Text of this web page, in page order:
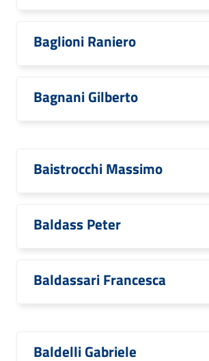
Baglioni Raniero
Bagnani Gilberto
Baistrocchi Massimo
Baldass Peter
Baldassari Francesca
Baldelli Gabriele